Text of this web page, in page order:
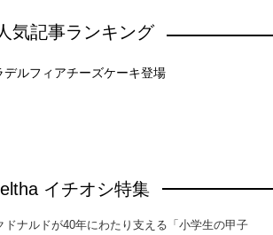
気記事ランキング
デルフィアチーズケーキ登場
eltha イチオシ特集
ドナルドが40年にわたり支える「小学生の甲子